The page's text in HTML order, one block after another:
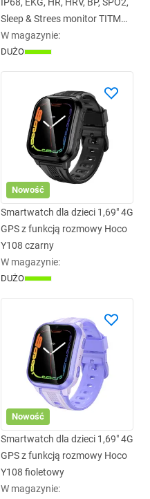
Sleep & Strees monitor TITMO
Loop I-110 srebrny 0INT
W magazynie:
DUŻO
Nowość
Smartwatch dla dzieci 1,69" 4G
GPS z funkcją rozmowy Hoco
Y108 czarny
W magazynie:
DUŻO
Nowość
Smartwatch dla dzieci 1,69" 4G
GPS z funkcją rozmowy Hoco
Y108 fioletowy
W magazynie: